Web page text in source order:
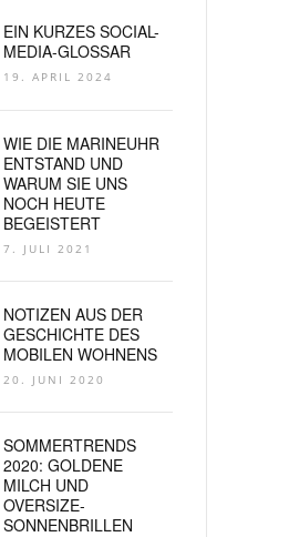
EIN KURZES SOCIAL-
MEDIA-GLOSSAR
19. APRIL 2024
WIE DIE MARINEUHR
ENTSTAND UND
WARUM SIE UNS
NOCH HEUTE
BEGEISTERT
7. JULI 2021
NOTIZEN AUS DER
GESCHICHTE DES
MOBILEN WOHNENS
20. JUNI 2020
SOMMERTRENDS
2020: GOLDENE
MILCH UND
OVERSIZE-
SONNENBRILLEN